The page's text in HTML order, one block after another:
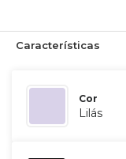
Características
Cor
Lilás